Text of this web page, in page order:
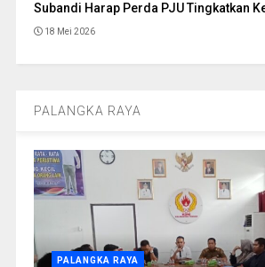
Subandi Harap Perda PJU Tingkatkan
18 Mei 2026
PALANGKA RAYA
PALANGKA RAYA